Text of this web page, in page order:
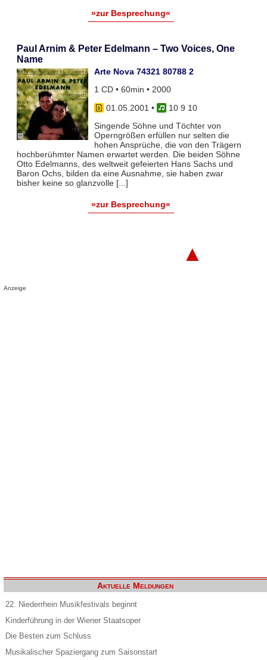
»zur Besprechung«
Paul Arnim & Peter Edelmann – Two Voices, One
Name
Arte Nova 74321 80788 2
1 CD • 60min • 2000
01.05.2001 •
10 9 10
Singende Söhne und Töchter von
Operngrößen erfüllen nur selten die
hohen Ansprüche, die von den Trägern
hochberühmter Namen erwartet werden. Die beiden Söhne
Otto Edelmanns, des weltweit gefeierten Hans Sachs und
Baron Ochs, bilden da eine Ausnahme, sie haben zwar
bisher keine so glanzvolle [...]
»zur Besprechung«
▲
Anzeige
Aktuelle Meldungen
22. Niederrhein Musikfestivals beginnt
Kinderführung in der Wiener Staatsoper
Die Besten zum Schluss
Musikalischer Spaziergang zum Saisonstart